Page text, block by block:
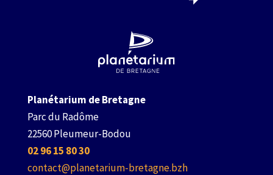
Planétarium de Bretagne
Parc du Radôme
22560 Pleumeur-Bodou
02 96 15 80 30
contact@planetarium-bretagne.bzh